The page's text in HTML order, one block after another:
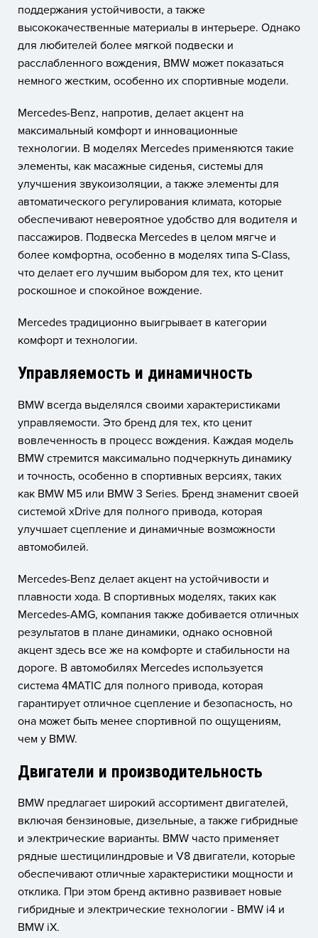
поддержания устойчивости, а также
высококачественные материалы в интерьере. Однако
для любителей более мягкой подвески и
расслабленного вождения, BMW может показаться
немного жестким, особенно их спортивные модели.
Mercedes-Benz, напротив, делает акцент на
максимальный комфорт и инновационные
технологии. В моделях Mercedes применяются такие
элементы, как масажные сиденья, системы для
улучшения звукоизоляции, а также элементы для
автоматического регулирования климата, которые
обеспечивают невероятное удобство для водителя и
пассажиров. Подвеска Mercedes в целом мягче и
более комфортна, особенно в моделях типа S-Class,
что делает его лучшим выбором для тех, кто ценит
роскошное и спокойное вождение.
Mercedes традиционно выигрывает в категории
комфорт и технологии.
Управляемость и динамичность
BMW всегда выделялся своими характеристиками
управляемости. Это бренд для тех, кто ценит
вовлеченность в процесс вождения. Каждая модель
BMW стремится максимально подчеркнуть динамику
и точность, особенно в спортивных версиях, таких
как BMW M5 или BMW 3 Series. Бренд знаменит своей
системой xDrive для полного привода, которая
улучшает сцепление и динамичные возможности
автомобилей.
Mercedes-Benz делает акцент на устойчивости и
плавности хода. В спортивных моделях, таких как
Mercedes-AMG, компания также добивается отличных
результатов в плане динамики, однако основной
акцент здесь все же на комфорте и стабильности на
дороге. В автомобилях Mercedes используется
система 4MATIC для полного привода, которая
гарантирует отличное сцепление и безопасность, но
она может быть менее спортивной по ощущениям,
чем у BMW.
Двигатели и производительность
BMW предлагает широкий ассортимент двигателей,
включая бензиновые, дизельные, а также гибридные
и электрические варианты. BMW часто применяет
рядные шестицилиндровые и V8 двигатели, которые
обеспечивают отличные характеристики мощности и
отклика. При этом бренд активно развивает новые
гибридные и электрические технологии - BMW i4 и
BMW iX.